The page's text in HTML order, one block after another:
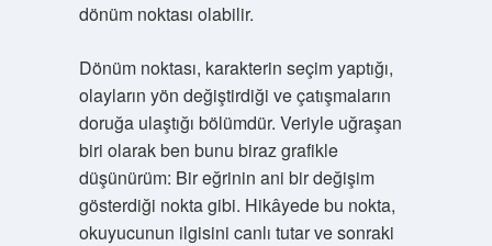
dönüm noktası olabilir.
Dönüm noktası, karakterin seçim yaptığı,
olayların yön değiştirdiği ve çatışmaların
doruğa ulaştığı bölümdür. Veriyle uğraşan
biri olarak ben bunu biraz grafikle
düşünürüm: Bir eğrinin ani bir değişim
gösterdiği nokta gibi. Hikâyede bu nokta,
okuyucunun ilgisini canlı tutar ve sonraki